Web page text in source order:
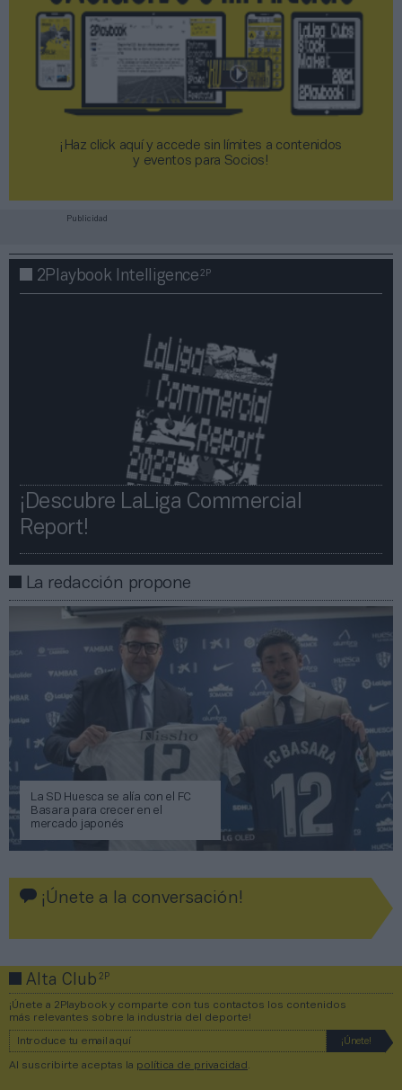
¡Haz click aquí y accede sin límites a contenidos
y eventos para Socios!​​​​​​​
Publicidad
2Playbook Intelligence2P
¡Descubre LaLiga Commercial
Report!​​
La redacción propone
La SD Huesca se alía con el FC
Basara para crecer en el
mercado japonés
¡Únete a la conversación!
Alta Club2P
¡Únete a 2Playbook y comparte con tus contactos los contenidos
más relevantes sobre la industria del deporte!
Al suscribirte aceptas la política de privacidad .